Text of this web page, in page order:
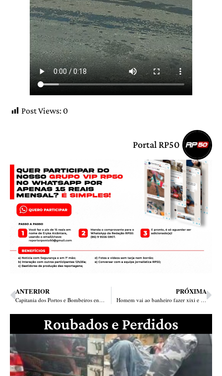
Post Views: 0
Portal RP50
ANTERIOR
Capitania dos Portos e Bombeiros encontram corpo de advogado em praia no Maranhão
PRÓXIMA
Homem vai ao banheiro fazer xixi e é executado a tiros em quiosque na cidade de Luís Correia
Roubados e Perdidos